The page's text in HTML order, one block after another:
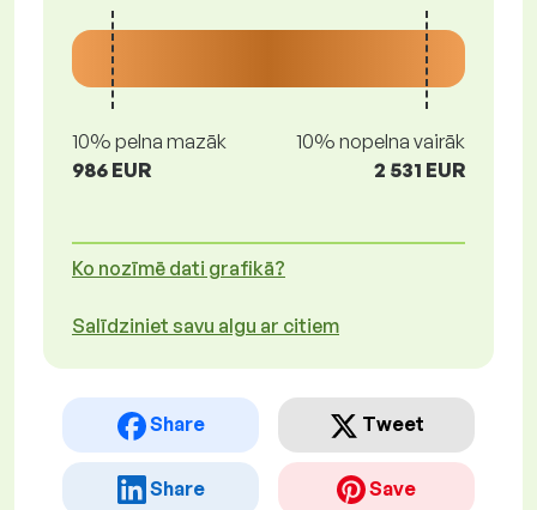
10% pelna mazāk
986 EUR
10% nopelna vairāk
2 531 EUR
Ko nozīmē dati grafikā?
Salīdziniet savu algu ar citiem
Share Tweet
Share Save